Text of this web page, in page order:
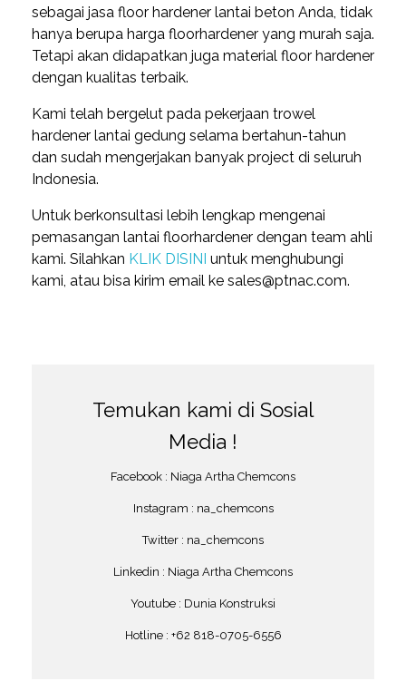
sebagai jasa floor hardener lantai beton Anda, tidak
hanya berupa harga floorhardener yang murah saja.
Tetapi akan didapatkan juga material floor hardener
dengan kualitas terbaik.
Kami telah bergelut pada pekerjaan trowel
hardener lantai gedung selama bertahun-tahun
dan sudah mengerjakan banyak project di seluruh
Indonesia.
Untuk berkonsultasi lebih lengkap mengenai
pemasangan lantai floorhardener dengan team ahli
kami. Silahkan KLIK DISINI untuk menghubungi
kami, atau bisa kirim email ke sales@ptnac.com.
Temukan kami di Sosial
Media !
Facebook : Niaga Artha Chemcons
Instagram : na_chemcons
Twitter : na_chemcons
Linkedin : Niaga Artha Chemcons
Youtube : Dunia Konstruksi
Hotline : +62 818-0705-6556